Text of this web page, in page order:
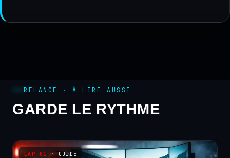
RELANCE · À LIRE AUSSI
GARDE LE RYTHME
· GUIDE